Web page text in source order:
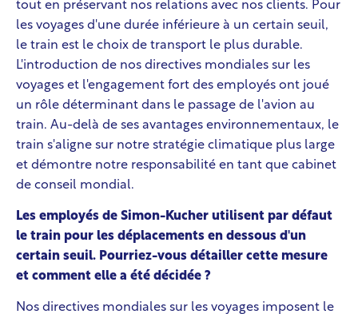
tout en préservant nos relations avec nos clients. Pour
les voyages d'une durée inférieure à un certain seuil,
le train est le choix de transport le plus durable.
L'introduction de nos directives mondiales sur les
voyages et l'engagement fort des employés ont joué
un rôle déterminant dans le passage de l'avion au
train. Au-delà de ses avantages environnementaux, le
train s'aligne sur notre stratégie climatique plus large
et démontre notre responsabilité en tant que cabinet
de conseil mondial.
Les employés de Simon-Kucher utilisent par défaut
le train pour les déplacements en dessous d'un
certain seuil. Pourriez-vous détailler cette mesure
et comment elle a été décidée ?
Nos directives mondiales sur les voyages imposent le